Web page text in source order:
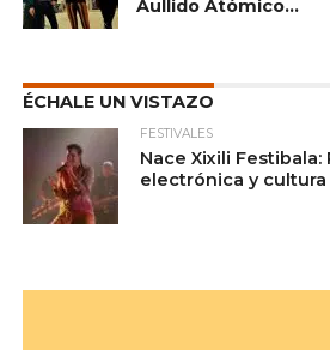
Aullido Atómico…
ÉCHALE UN VISTAZO
FESTIVALES
Nace Xixili Festibala:
electrónica y